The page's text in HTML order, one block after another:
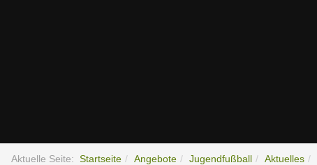
Aktuelle Seite: Startseite Angebote Jugendfußball Aktuelles